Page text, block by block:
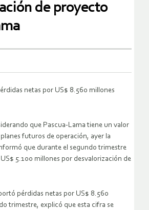
de proyecto
netas por US$ 8.560 millones
que Pascua-Lama tiene un valor
futuros de operación, ayer la
que durante el segundo trimestre
5.100 millones por desvalorización de
pérdidas netas por US$ 8.560
trimestre, explicó que esta cifra se